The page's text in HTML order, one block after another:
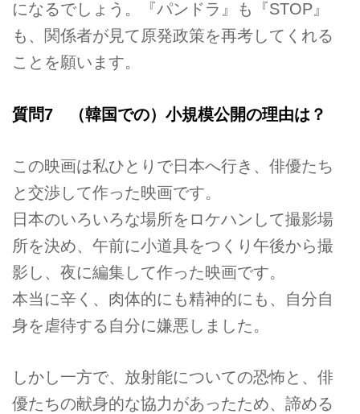
になるでしょう。『パンドラ』も『STOP』
も、関係者が見て原発政策を再考してくれる
ことを願います。
質問7 （韓国での）小規模公開の理由は？
この映画は私ひとりで日本へ行き、俳優たち
と交渉して作った映画です。
日本のいろいろな場所をロケハンして撮影場
所を決め、午前に小道具をつくり午後から撮
影し、夜に編集して作った映画です。
本当に辛く、肉体的にも精神的にも、自分自
身を虐待する自分に嫌悪しました。
しかし一方で、放射能についての恐怖と、俳
優たちの献身的な協力があったため、諦める